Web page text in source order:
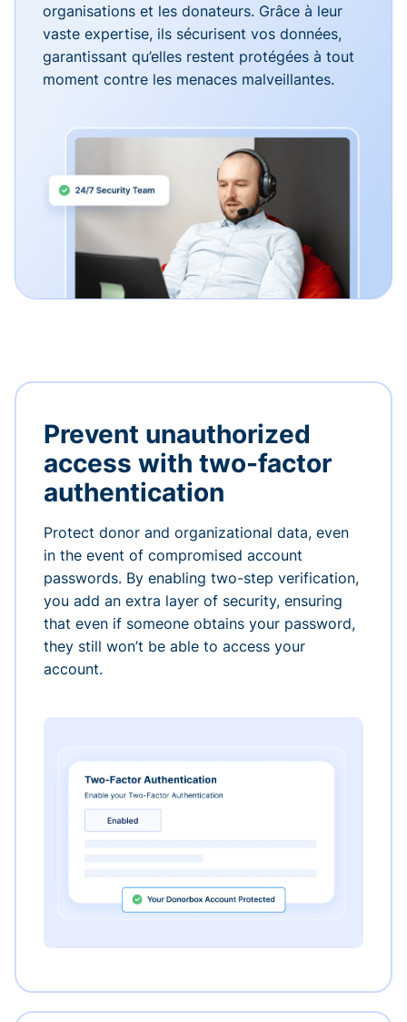
organisations et les donateurs. Grâce à leur
vaste expertise, ils sécurisent vos données,
garantissant qu’elles restent protégées à tout
moment contre les menaces malveillantes.
Prevent unauthorized
access with two-factor
authentication
Protect donor and organizational data, even
in the event of compromised account
passwords. By enabling two-step verification,
you add an extra layer of security, ensuring
that even if someone obtains your password,
they still won’t be able to access your
account.